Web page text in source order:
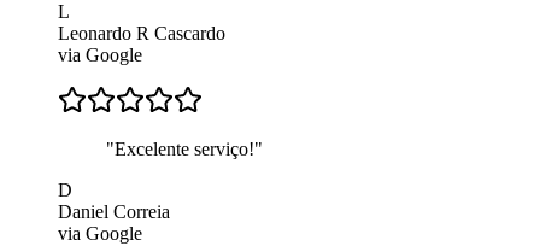
L
Leonardo R Cascardo
via Google
"Excelente serviço!"
D
Daniel Correia
via Google